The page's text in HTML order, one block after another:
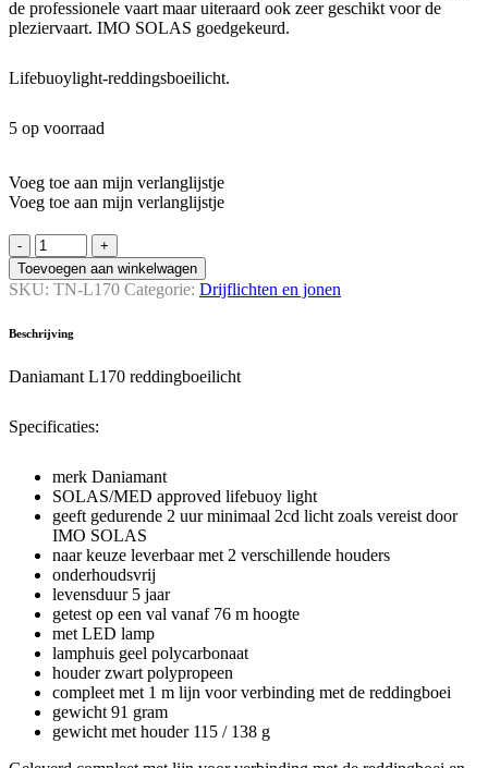
de professionele vaart maar uiteraard ook zeer geschikt voor de
pleziervaart. IMO SOLAS goedgekeurd.
Lifebuoylight-reddingsboeilicht.
5 op voorraad
Voeg toe aan mijn verlanglijstje
Voeg toe aan mijn verlanglijstje
Daniamant
L170
reddingboeilicht
quantity
Toevoegen aan winkelwagen
SKU: TN-L170 Categorie: Drijflichten en jonen
Beschrijving
Daniamant L170 reddingboeilicht
Specificaties:
merk Daniamant
SOLAS/MED approved lifebuoy light
geeft gedurende 2 uur minimaal 2cd licht zoals vereist door
IMO SOLAS
naar keuze leverbaar met 2 verschillende houders
onderhoudsvrij
levensduur 5 jaar
getest op een val vanaf 76 m hoogte
met LED lamp
lamphuis geel polycarbonaat
houder zwart polypropeen
compleet met 1 m lijn voor verbinding met de reddingboei
gewicht 91 gram
gewicht met houder 115 / 138 g